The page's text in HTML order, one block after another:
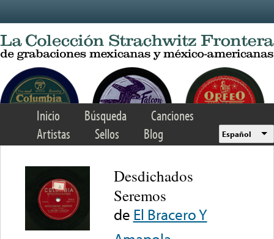
Inicio Búsqueda
Canciones
Artistas
Sellos Blog Español
Desdichados
Seremos
de El Bracero Y